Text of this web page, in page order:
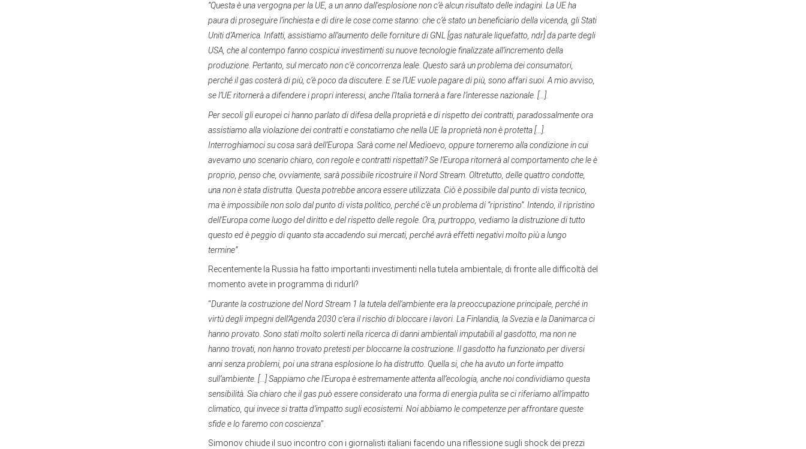
“Questa è una vergogna per la UE, a un anno dall'esplosione non c’è alcun risultato delle indagini. La UE ha
paura di proseguire l’inchiesta e di dire le cose come stanno: che c’è stato un beneficiario della vicenda, gli Stati
Uniti d’America. Infatti, assistiamo all’aumento delle forniture di GNL [gas naturale liquefatto, ndr] da parte degli
USA, che al contempo fanno cospicui investimenti su nuove tecnologie finalizzate all’incremento della
produzione. Pertanto, sul mercato non c'è concorrenza leale. Questo sarà un problema dei consumatori,
perché il gas costerà di più, c’è poco da discutere. E se l’UE vuole pagare di più, sono affari suoi. A mio avviso,
se l’UE ritornerà a difendere i propri interessi, anche l’Italia tornerà a fare l’interesse nazionale. […].
Per secoli gli europei ci hanno parlato di difesa della proprietà e di rispetto dei contratti, paradossalmente ora
assistiamo alla violazione dei contratti e constatiamo che nella UE la proprietà non è protetta […].
Interroghiamoci su cosa sarà dell’Europa. Sarà come nel Medioevo, oppure torneremo alla condizione in cui
avevamo uno scenario chiaro, con regole e contratti rispettati? Se l’Europa ritornerà al comportamento che le è
proprio, penso che, ovviamente, sarà possibile ricostruire il Nord Stream. Oltretutto, delle quattro condotte,
una non è stata distrutta. Questa potrebbe ancora essere utilizzata. Ciò è possibile dal punto di vista tecnico,
ma è impossibile non solo dal punto di vista politico, perché c’è un problema di “ripristino”. Intendo, il ripristino
dell'Europa come luogo del diritto e del rispetto delle regole. Ora, purtroppo, vediamo la distruzione di tutto
questo ed è peggio di quanto sta accadendo sui mercati, perché avrà effetti negativi molto più a lungo
termine”.
Recentemente la Russia ha fatto importanti investimenti nella tutela ambientale, di fronte alle difficoltà del
momento avete in programma di ridurli?
“Durante la costruzione del Nord Stream 1 la tutela dell’ambiente era la preoccupazione principale, perché in
virtù degli impegni dell’Agenda 2030 c’era il rischio di bloccare i lavori. La Finlandia, la Svezia e la Danimarca ci
hanno provato. Sono stati molto solerti nella ricerca di danni ambientali imputabili al gasdotto, ma non ne
hanno trovati, non hanno trovato pretesti per bloccarne la costruzione. Il gasdotto ha funzionato per diversi
anni senza problemi, poi una strana esplosione lo ha distrutto. Quella si, che ha avuto un forte impatto
sull’ambiente. [...] Sappiamo che l'Europa è estremamente attenta all’ecologia, anche noi condividiamo questa
sensibilità. Sia chiaro che il gas può essere considerato una forma di energia pulita se ci riferiamo all’impatto
climatico, qui invece si tratta d’impatto sugli ecosistemi. Noi abbiamo le competenze per affrontare queste
sfide e lo faremo con coscienza”.
Simonov chiude il suo incontro con i giornalisti italiani facendo una riflessione sugli shock dei prezzi